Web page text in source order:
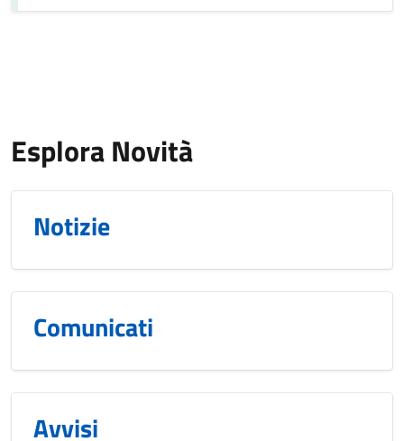
Esplora Novità
Notizie
Comunicati
Avvisi